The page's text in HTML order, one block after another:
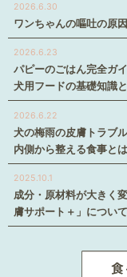
2026.6.30
ワンちゃんの嘔吐の原
2026.6.23
パピーのごはん完全ガ
犬用フードの基礎知識
2026.6.22
犬の梅雨の皮膚トラブ
内側から整える食事と
2025.10.1
成分・原材料が大きく
膚サポート＋」について